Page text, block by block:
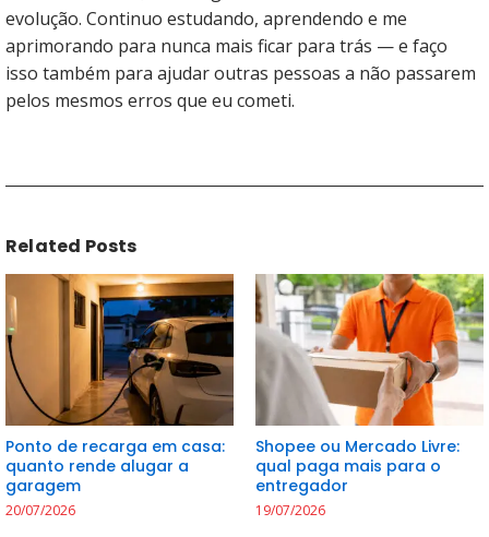
evolução. Continuo estudando, aprendendo e me
aprimorando para nunca mais ficar para trás — e faço
isso também para ajudar outras pessoas a não passarem
pelos mesmos erros que eu cometi.
Related Posts
Ponto de recarga em casa:
quanto rende alugar a
garagem
20/07/2026
Shopee ou Mercado Livre:
qual paga mais para o
entregador
19/07/2026